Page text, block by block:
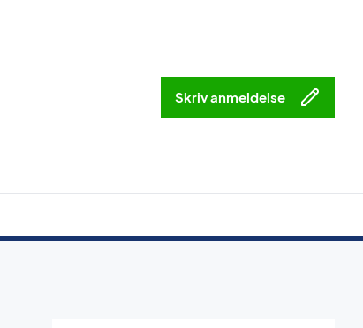
Skriv anmeldelse